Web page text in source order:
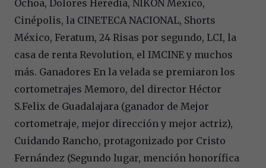
Ochoa, Dolores Heredia, NIKON México,
Cinépolis, la CINETECA NACIONAL, Shorts
México, Feratum, 24 Risas por segundo, LCI, la
casa de renta Revolution, el IMCINE y muchos
más. Ganadores En la velada se premiaron los
cortometrajes Memoro, del director Héctor
S.Felix de Guadalajara (ganador de Mejor
cortometraje, mejor dirección y mejor actriz),
Cuidando Rancho, protagonizado por Cristo
Fernández (Segundo lugar, mención honorífica